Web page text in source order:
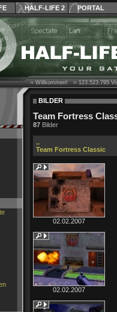
HALF-LIFE 2 PORTAL
›› Willkommen! ››123.523.795
BILDER
Team Fortress
87Bilder
..
Team Fortress Classic
02.02.2007
02.02.2007